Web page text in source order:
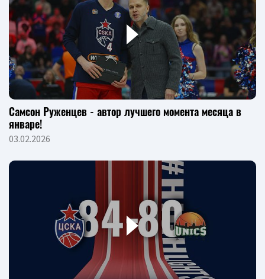
Самсон Руженцев - автор лучшего момента месяца в
январе!
03.02.2026